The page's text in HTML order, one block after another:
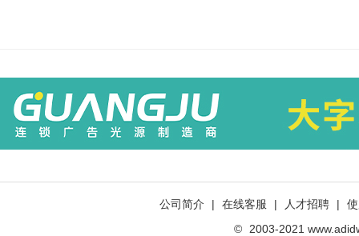
公司简介 | 在线客服 | 人才招聘 |
©
2003-2021